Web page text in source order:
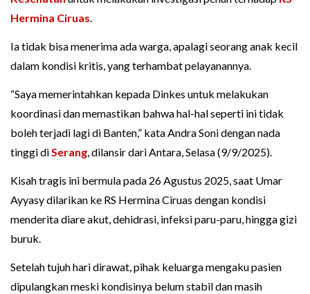
Hermina Ciruas.
Ia tidak bisa menerima ada warga, apalagi seorang anak kecil
dalam kondisi kritis, yang terhambat pelayanannya.
“Saya memerintahkan kepada Dinkes untuk melakukan
koordinasi dan memastikan bahwa hal-hal seperti ini tidak
boleh terjadi lagi di Banten,” kata Andra Soni dengan nada
tinggi diSerang, dilansir dari Antara, Selasa (9/9/2025).
Kisah tragis ini bermula pada 26 Agustus 2025, saat Umar
Ayyasy dilarikan ke RS Hermina Ciruas dengan kondisi
menderita diare akut, dehidrasi, infeksi paru-paru, hingga gizi
buruk.
Setelah tujuh hari dirawat, pihak keluarga mengaku pasien
dipulangkan meski kondisinya belum stabil dan masih